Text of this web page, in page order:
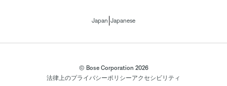
Japan Japanese
© Bose Corporation 2026
法律上のプライバシーポリシーアクセシビリティ